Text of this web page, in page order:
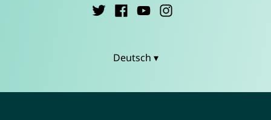
Deutsch ▾